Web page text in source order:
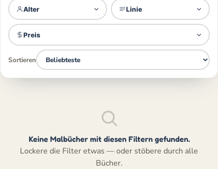
Alter Linie
Preis
Sortieren
Keine Malbücher mit diesen Filtern gefunden.
Lockere die Filter etwas — oder stöbere durch alle
Bücher.